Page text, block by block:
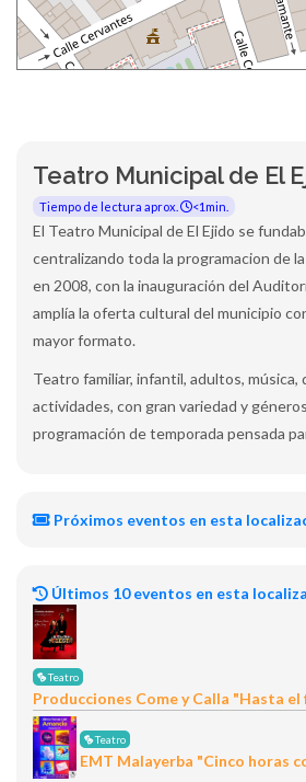
Teatro Municipal de El
Tiempo de lectura aprox. <1min.
El Teatro Municipal de El Ejido se
centralizando toda la programacion de
en 2008, con la inauguración del
amplía la oferta cultural del municipio
mayor formato.
Teatro familiar, infantil, adultos, música,
actividades, con gran variedad y
programación de temporada pensada
Próximos eventos en esta
Últimos 10 eventos en esta
Teatro
Producciones Come y Calla "Hasta
Teatro
EMT Malayerba "Cinco horas